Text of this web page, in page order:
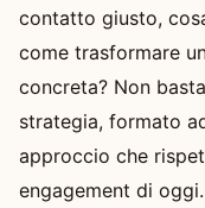
contatto giusto,
come trasformare
concreta? Non
strategia, formato
approccio che
engagement di oggi.